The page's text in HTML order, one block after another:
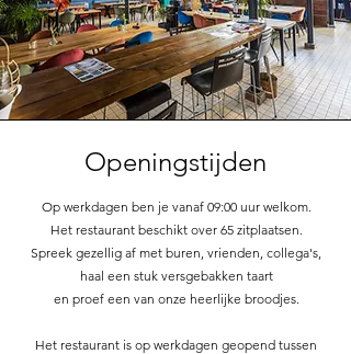
Openingstijden
Op werkdagen ben je vanaf 09:00 uur welkom.
Het restaurant beschikt over 65 zitplaatsen.
Spreek gezellig af met buren, vrienden, collega's,
haal een stuk versgebakken taart
en proef een van onze heerlijke broodjes.
Het restaurant is op werkdagen geopend tussen